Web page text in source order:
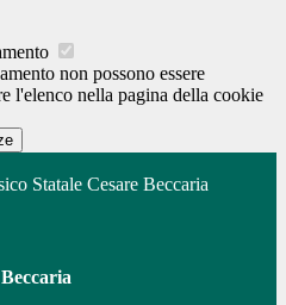
non possono essere
l'elenco nella pagina della cookie
Statale Cesare Beccaria